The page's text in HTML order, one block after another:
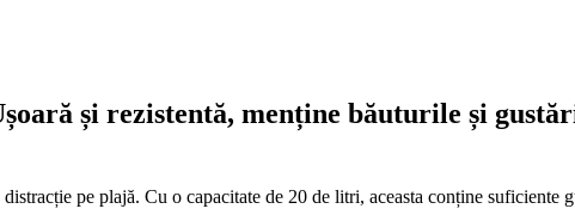
și rezistentă, menține băuturile și
pe plajă. Cu o capacitate de 20 de litri, aceasta conține suficiente